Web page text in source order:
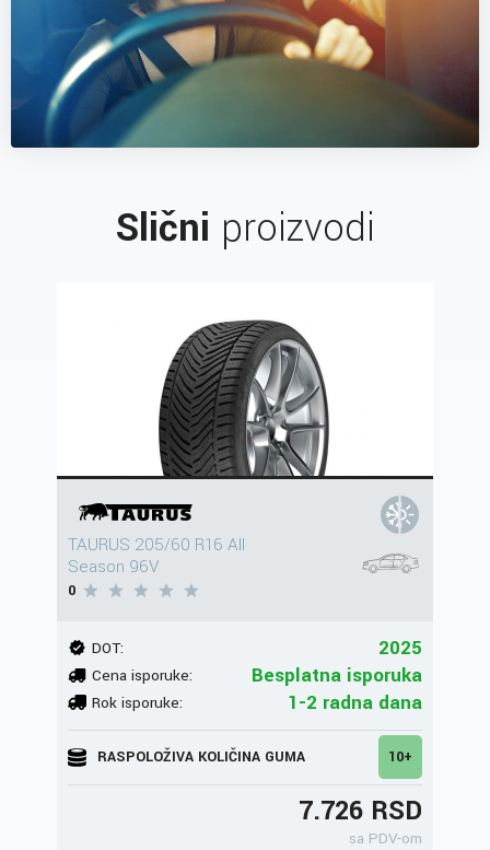
Slični proizvodi
TAURUS 205/60 R16 All
Season 96V
0
DOT: 2025
Cena isporuke: Besplatna isporuka
Rok isporuke: 1-2 radna dana
RASPOLOŽIVA KOLIČINA GUMA 10+
7.726 RSD
sa PDV-om